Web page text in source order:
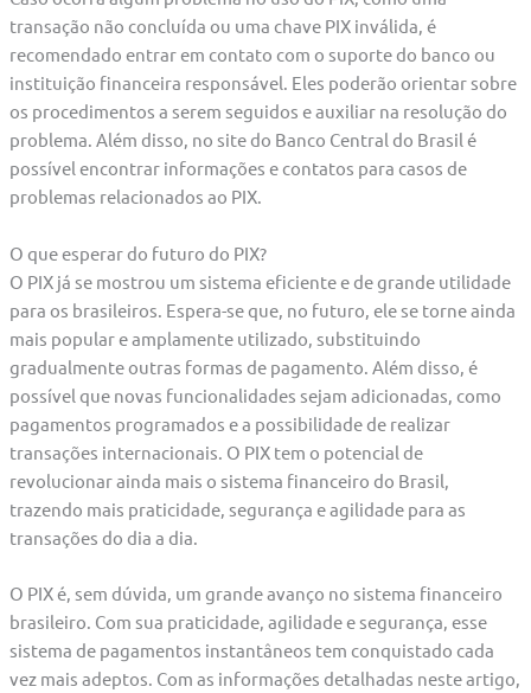
transação não concluída ou uma chave PIX inválida, é
recomendado entrar em contato com o suporte do banco ou
instituição financeira responsável. Eles poderão orientar sobre
os procedimentos a serem seguidos e auxiliar na resolução do
problema. Além disso, no site do Banco Central do Brasil é
possível encontrar informações e contatos para casos de
problemas relacionados ao PIX.
O que esperar do futuro do PIX?
O PIX já se mostrou um sistema eficiente e de grande utilidade
para os brasileiros. Espera-se que, no futuro, ele se torne ainda
mais popular e amplamente utilizado, substituindo
gradualmente outras formas de pagamento. Além disso, é
possível que novas funcionalidades sejam adicionadas, como
pagamentos programados e a possibilidade de realizar
transações internacionais. O PIX tem o potencial de
revolucionar ainda mais o sistema financeiro do Brasil,
trazendo mais praticidade, segurança e agilidade para as
transações do dia a dia.
O PIX é, sem dúvida, um grande avanço no sistema financeiro
brasileiro. Com sua praticidade, agilidade e segurança, esse
sistema de pagamentos instantâneos tem conquistado cada
vez mais adeptos. Com as informações detalhadas neste artigo,